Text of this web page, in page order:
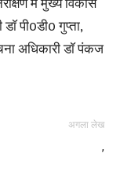
पी0डी0 गुप्ता,
अधिकारी डाॅ पंकज
अगला लेख
,